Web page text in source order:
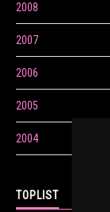
2008
2007
2006
2005
2004
TOPLIST